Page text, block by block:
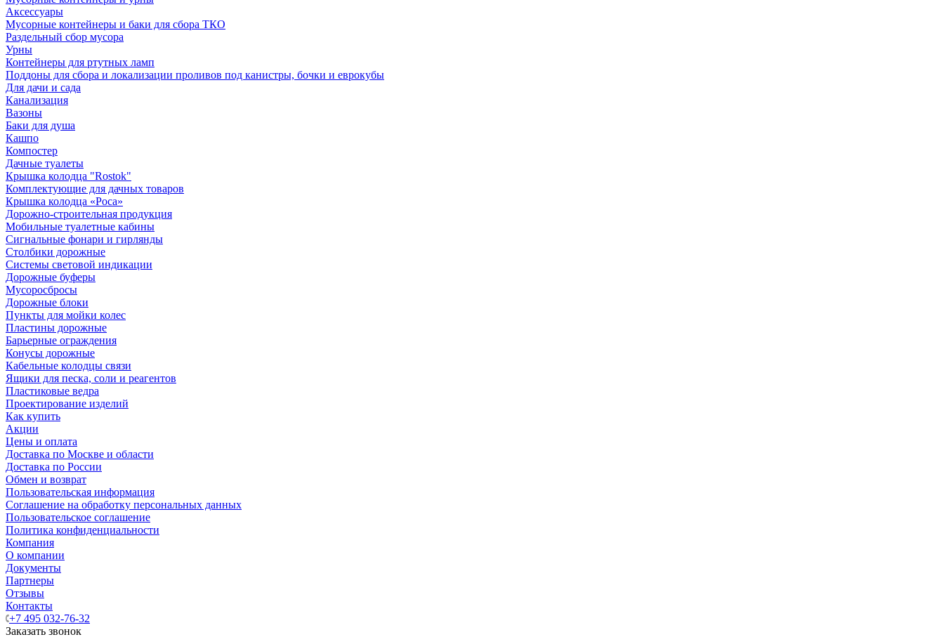
Аксессуары
Мусорные контейнеры и баки для сбора ТКО
Раздельный сбор мусора
Урны
Контейнеры для ртутных ламп
Поддоны для сбора и локализации проливов под канистры, бочки и еврокубы
Для дачи и сада
Канализация
Вазоны
Баки для душа
Кашпо
Компостер
Дачные туалеты
Крышка колодца "Rostok"
Комплектующие для дачных товаров
Крышка колодца «Роса»
Дорожно-строительная продукция
Мобильные туалетные кабины
Сигнальные фонари и гирлянды
Столбики дорожные
Системы световой индикации
Дорожные буферы
Мусоросбросы
Дорожные блоки
Пункты для мойки колес
Пластины дорожные
Барьерные ограждения
Конусы дорожные
Кабельные колодцы связи
Ящики для песка, соли и реагентов
Пластиковые ведра
Проектирование изделий
Как купить
Акции
Цены и оплата
Доставка по Москве и области
Доставка по России
Обмен и возврат
Пользовательская информация
Соглашение на обработку персональных данных
Пользовательское соглашение
Политика конфиденциальности
Компания
О компании
Документы
Партнеры
Отзывы
Контакты
+7 495 032-76-32
Заказать звонок